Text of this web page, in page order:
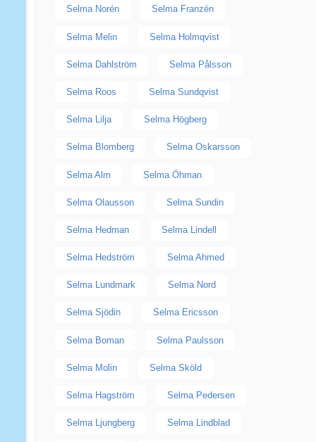
Selma Norén Selma Franzén
Selma Melin Selma Holmqvist
Selma Dahlström Selma Pålsson
Selma Roos Selma Sundqvist
Selma Lilja Selma Högberg
Selma Blomberg Selma Oskarsson
Selma Alm Selma Öhman
Selma Olausson Selma Sundin
Selma Hedman Selma Lindell
Selma Hedström Selma Ahmed
Selma Lundmark Selma Nord
Selma Sjödin Selma Ericsson
Selma Boman Selma Paulsson
Selma Molin Selma Sköld
Selma Hagström Selma Pedersen
Selma Ljungberg Selma Lindblad